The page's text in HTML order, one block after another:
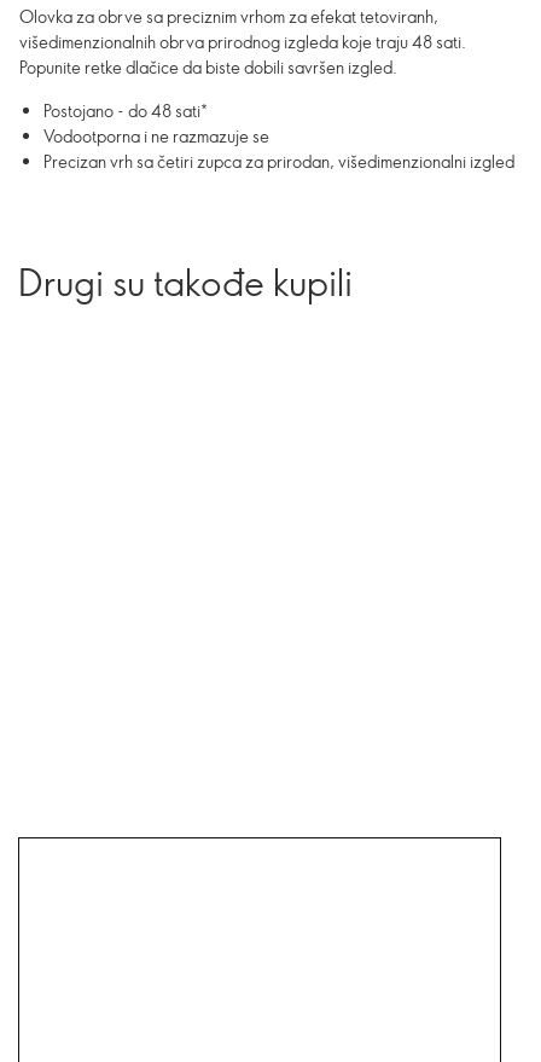
Olovka za obrve sa preciznim vrhom za efekat tetoviranh,
višedimenzionalnih obrva prirodnog izgleda koje traju 48 sati.
Popunite retke dlačice da biste dobili savršen izgled.
Postojano - do 48 sati*
Vodootporna i ne razmazuje se
Precizan vrh sa četiri zupca za prirodan, višedimenzionalni izgled
Drugi su takođe kupili